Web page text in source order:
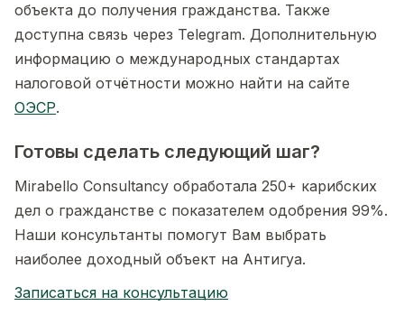
объекта до получения гражданства. Также
доступна связь через Telegram. Дополнительную
информацию о международных стандартах
налоговой отчётности можно найти на сайте
ОЭСР.
Готовы сделать следующий шаг?
Mirabello Consultancy обработала 250+ карибских
дел о гражданстве с показателем одобрения 99%.
Наши консультанты помогут Вам выбрать
наиболее доходный объект на Антигуа.
Записаться на консультацию